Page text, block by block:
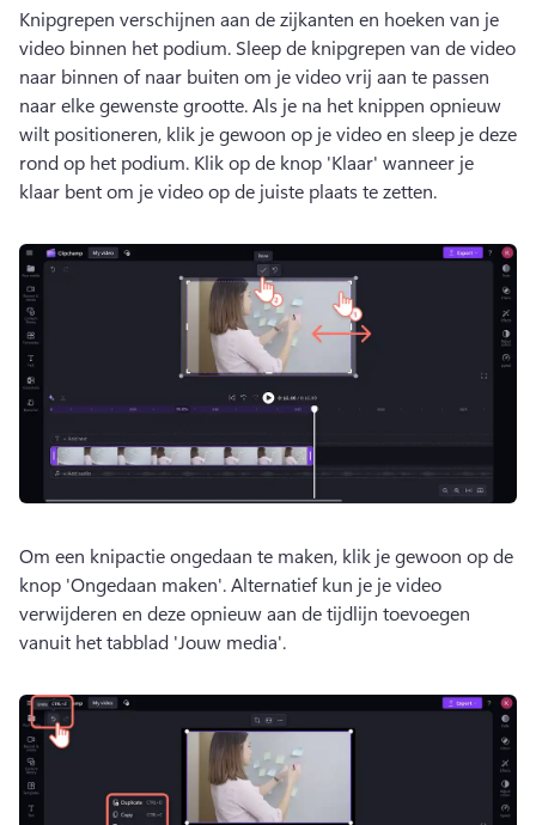
Knipgrepen verschijnen aan de zijkanten en hoeken van je
video binnen het podium. Sleep de knipgrepen van de video
naar binnen of naar buiten om je video vrij aan te passen
naar elke gewenste grootte. Als je na het knippen opnieuw
wilt positioneren, klik je gewoon op je video en sleep je deze
rond op het podium. Klik op de knop 'Klaar' wanneer je
klaar bent om je video op de juiste plaats te zetten.
Om een knipactie ongedaan te maken, klik je gewoon op de
knop 'Ongedaan maken'. Alternatief kun je je video
verwijderen en deze opnieuw aan de tijdlijn toevoegen
vanuit het tabblad 'Jouw media'.